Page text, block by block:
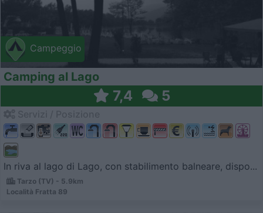
Campeggio
Camping al Lago
7,4 5
In riva al lago di Lago, con stabilimento balneare, dispo...
Tarzo (TV) - 5.9km
Località Fratta 89